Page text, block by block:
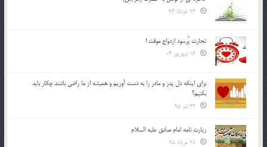
تجارت پُرسود ازدواج موقت !
براي اينكه دل پدر و مادر را به دست آوريم و هميشه از ما راضي باشند چكار بايد
بكنيم؟
زیارت نامه امام صادق علیه السلام